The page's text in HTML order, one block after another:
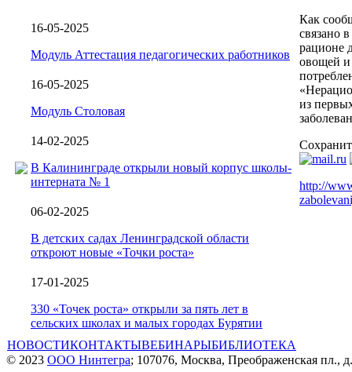
16-05-2025
Модуль Аттестация педагогических работников
16-05-2025
Модуль Столовая
14-02-2025
В Калининграде открыли новый корпус школы-
интерната № 1
06-02-2025
В детских садах Ленинградской области
откроют новые «Точки роста»
17-01-2025
330 «Точек роста» открыли за пять лет в
сельских школах и малых городах Бурятии
Как
связано
рационе
овощей и
из
http://
НОВОСТИКОНТАКТЫВЕБИНАРЫБИБЛИОТЕКА
© 2023 ООО Нинтегра; 107076, Москва, Преображенская пл.,